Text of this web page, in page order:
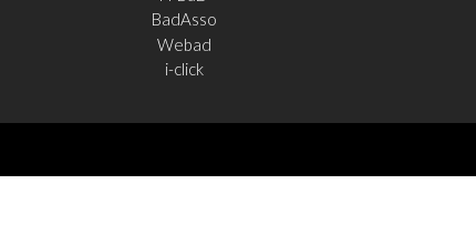
BadAsso
Webad
i-click